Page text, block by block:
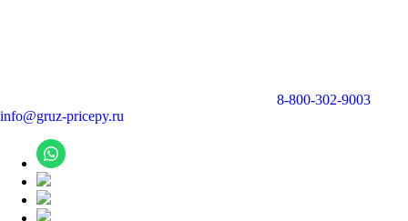
8-800-302-9003
info@gruz-pricepy.ru